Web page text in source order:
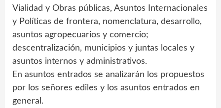
Vialidad y Obras públicas, Asuntos Internacionales
y Políticas de frontera, nomenclatura, desarrollo,
asuntos agropecuarios y comercio;
descentralización, municipios y juntas locales y
asuntos internos y administrativos.
En asuntos entrados se analizarán los propuestos
por los señores ediles y los asuntos entrados en
general.